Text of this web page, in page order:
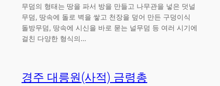
무덤의 형태는 땅을 파서 방을 만들고 나무관을 넣은 덧널
무덤, 땅속에 돌로 벽을 쌓고 천장을 덮어 만든 구덩이식
돌방무덤, 땅속에 시신을 바로 묻는 널무덤 등 여러 시기에
걸친 다양한 형식의…
경주 대릉원(사적) 금령총